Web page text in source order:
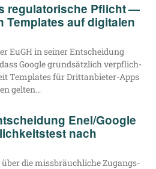
regulatorische Pflicht —
Templates auf digitalen
EuGH in sei­ner Ent­schei­dung
Goog­le grund­sätz­lich ver­pflich­
Tem­pla­tes für Drit­t­an­­bie­­ter-Apps
gelten…
Enel/​Google
nach
die miss­bräuch­li­che Zugangs­